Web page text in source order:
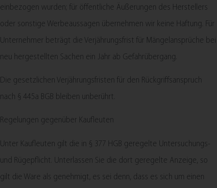
einbezogen wurden; für öffentliche Äußerungen des Herstellers
oder sonstige Werbeaussagen übernehmen wir keine Haftung. Für
Unternehmer beträgt die Verjährungsfrist für Mängelansprüche bei
neu hergestellten Sachen ein Jahr ab Gefahrübergang.
Die gesetzlichen Verjährungsfristen für den Rückgriffsanspruch
nach § 445a BGB bleiben unberührt.
Regelungen gegenüber Kaufleuten
Unter Kaufleuten gilt die in § 377 HGB geregelte Untersuchungs-
und Rügepflicht. Unterlassen Sie die dort geregelte Anzeige, so
gilt die Ware als genehmigt, es sei denn, dass es sich um einen